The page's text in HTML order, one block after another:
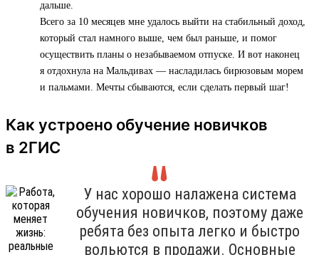
дальше.
Всего за 10 месяцев мне удалось выйти на стабильный доход,
который стал намного выше, чем был раньше, и помог
осуществить планы о незабываемом отпуске. И вот наконец
я отдохнула на Мальдивах — насладилась бирюзовым морем
и пальмами. Мечты сбываются, если сделать первый шаг!
Как устроено обучение новичков
в 2ГИС
У нас хорошо налажена система
обучения новичков, поэтому даже
ребята без опыта легко и быстро
вольются в продажи. Основные